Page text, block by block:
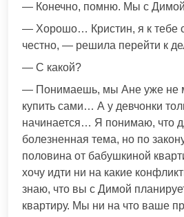
— Конечно, помню. Мы с
— Хорошо… Кристин, я к тебе
честно, — решила перейти к
— С какой?
— Понимаешь, мы Ане уже не
купить сами… А у девчонки
начинается… Я понимаю, что
болезненная тема, но по
половина от бабушкиной
хочу идти ни на какие
знаю, что вы с Димой
квартиру. Мы ни на что ваше